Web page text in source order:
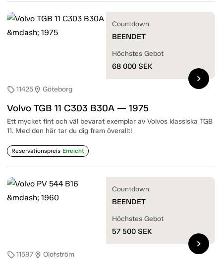
sell11425location_on Göteborg
Volvo TGB 11 C303 B30A — 1975
Ett mycket fint och väl bevarat exemplar av Volvos klassiska TGB
11. Med den här tar du dig fram överallt!
Reservationspreis Erreicht
Countdown
BEENDET
Höchstes Gebot
68 000 SEK
chevron_right
sell11597location_on Olofström
Countdown
BEENDET
Höchstes Gebot
57 500 SEK
chevron_right